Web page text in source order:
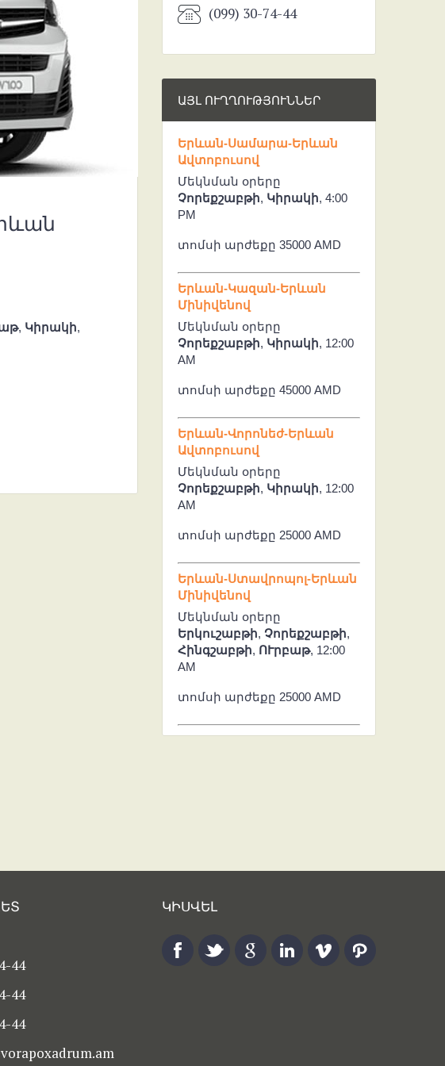
, Կիրակի,
(099) 30-74-44
ԱՅԼ ՈՒՂՂՈՒԹՅՈՒՆՆԵՐ
Երևան-Սամարա-Երևան
Ավտոբուսով
Մեկնման օրերը
Չորեքշաբթի, Կիրակի, 4:00
PM
տոմսի արժեքը 35000 AMD
Երևան-Կազան-Երևան
Մինիվենով
Մեկնման օրերը
Չորեքշաբթի, Կիրակի, 12:00
AM
տոմսի արժեքը 45000 AMD
Երևան-Վորոնեժ-Երևան
Ավտոբուսով
Մեկնման օրերը
Չորեքշաբթի, Կիրակի, 12:00
AM
տոմսի արժեքը 25000 AMD
Երևան-Ստավրոպոլ-Երևան
Մինիվենով
Մեկնման օրերը
Երկուշաբթի, Չորեքշաբթի,
Հինգշաբթի, ՈՒրբաթ, 12:00
AM
տոմսի արժեքը 25000 AMD
44
44
44
ԿԻՍՎԵԼ